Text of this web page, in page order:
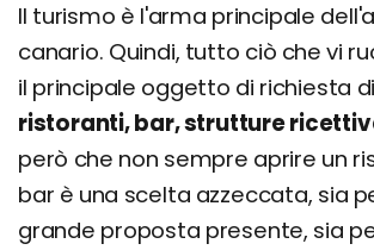
Il turismo è l'arma principale
canario. Quindi, tutto ciò che vi
il principale oggetto di richiesta
ristoranti, bar, strutture
però che non sempre aprire un
bar è una scelta azzeccata, sia
grande proposta presente, sia